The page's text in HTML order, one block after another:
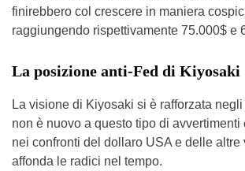
finirebbero col crescere in maniera
raggiungendo rispettivamente 75.000$ e
La posizione anti-Fed di Kiyosaki
La visione di Kiyosaki si è rafforzata
non è nuovo a questo tipo di avvertimenti
nei confronti del dollaro USA e delle altre
affonda le radici nel tempo.